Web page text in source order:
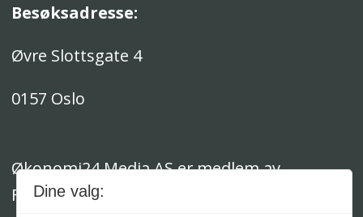
Besøksadresse:
Øvre Slottsgate 4
0157 Oslo
Økonomi24 Media AS er medlem av
Fagpressen
Dine valg: